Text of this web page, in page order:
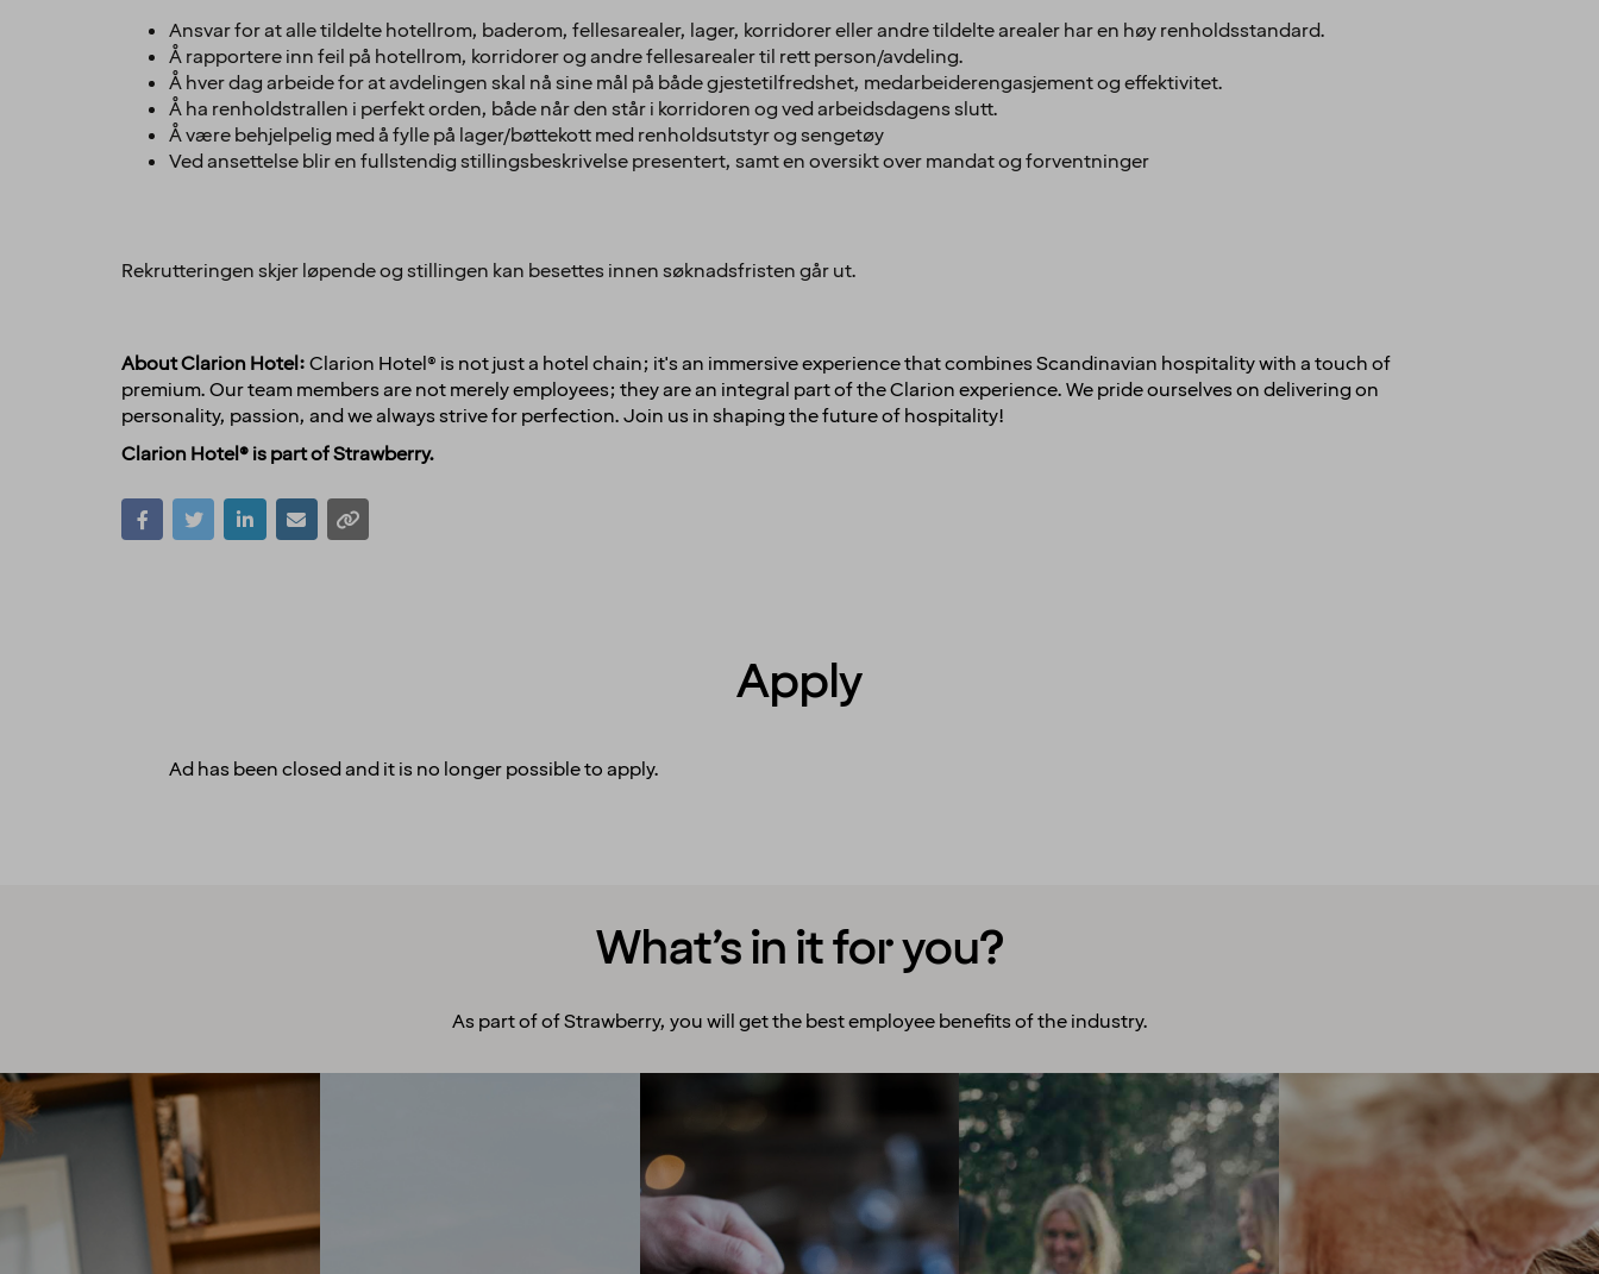
Ansvar for at alle tildelte hotellrom, baderom, fellesarealer, lager, korridorer eller andre tildelte arealer har en høy renholdsstandard.
Å rapportere inn feil på hotellrom, korridorer og andre fellesarealer til rett person/avdeling.
Å hver dag arbeide for at avdelingen skal nå sine mål på både gjestetilfredshet, medarbeiderengasjement og effektivitet.
Å ha renholdstrallen i perfekt orden, både når den står i korridoren og ved arbeidsdagens slutt.
Å være behjelpelig med å fylle på lager/bøttekott med renholdsutstyr og sengetøy
Ved ansettelse blir en fullstendig stillingsbeskrivelse presentert, samt en oversikt over mandat og forventninger
Rekrutteringen skjer løpende og stillingen kan besettes innen søknadsfristen går ut.
About Clarion Hotel:Clarion Hotel® is not just a hotel chain; it's an immersive experience that combines Scandinavian hospitality with a touch of
premium. Our team members are not merely employees; they are an integral part of the Clarion experience. We pride ourselves on delivering on
personality, passion, and we always strive for perfection. Join us in shaping the future of hospitality!
Clarion Hotel® is part of Strawberry.
Apply
Ad has been closed and it is no longer possible to apply.
What’s in it for you?
As part of of Strawberry, you will get the best employee benefits of the industry.
A culture to
cherish
Room to grow